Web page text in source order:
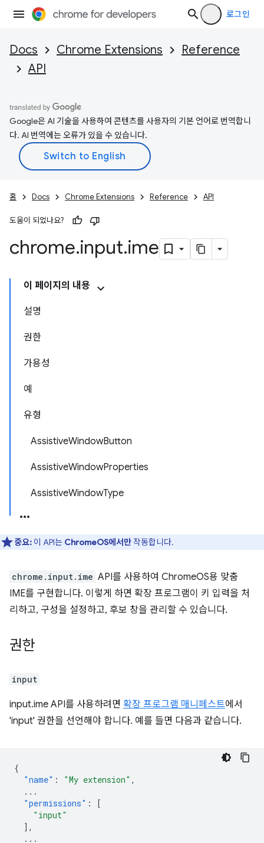
로그인
Docs Chrome Extensions
Reference
API
Google은 AI 기술을 사용하여 콘텐츠를 사용자의 기본 언어로 번역합니
다. AI 번역에는 오류가 있을 수 있습니다.
홈 Docs Chrome Extensions Reference API
도움이 되었나요?
chrome.input.ime
이 페이지의 내용
설명
권한
가용성
예
유형
AssistiveWindowButton
AssistiveWindowProperties
AssistiveWindowType
중요: 이 API는 ChromeOS에서만작동합니다.
chrome.input.ime API를 사용하여 ChromeOS용 맞춤
IME를 구현합니다. 이렇게 하면 확장 프로그램이 키 입력을 처
리하고, 구성을 설정하고, 후보 창을 관리할 수 있습니다.
권한
input
input.ime API를 사용하려면 확장 프로그램 매니페스트에서
'input' 권한을 선언해야 합니다. 예를 들면 다음과 같습니다.
{
"name" : "My extension" ,
...
"permissions" :
[
"input"
],
...